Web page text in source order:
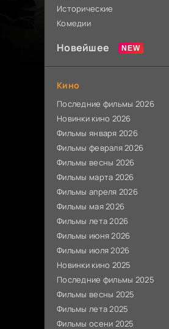
Исторические
Комедии
Новейшее
Кино
Последние фильмы 2026
Новинки кино 2026
Фильмы января 2026
Фильмы февраля 2026
Фильмы весны 2026
Фильмы марта 2026
Фильмы апреля 2026
Фильмы мая 2026
Фильмы лета 2026
Фильмы июня 2026
Фильмы июля 2026
Новинки кино 2025
Последние фильмы 2025
Фильмы весны 2025
Фильмы лета 2025
Фильмы осени 2025